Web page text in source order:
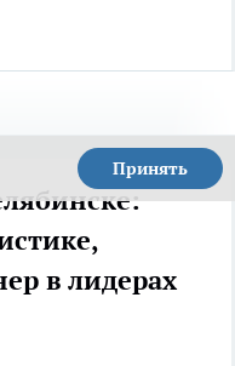
Принять
в лидерах